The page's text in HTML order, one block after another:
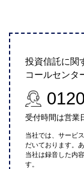
投資信託に関
コールセンタ
受付時間は営業
当社では、サービ
だいております。
当社は録音した内
す。